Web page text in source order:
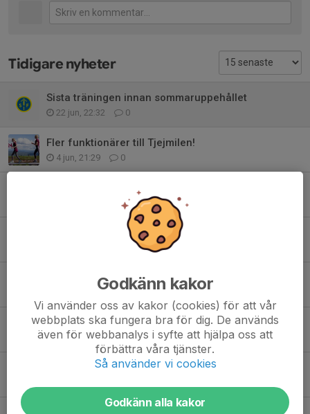
Tidigare nyheter
Sista träningen innan sommaruppehållet
22 jun, 22:32 0
Fler funktionärer till Tjejmilen!
4 jun, 21:29 0
1
Ny dag för Föräldramöte Cykel!
10 maj, 21:12 0
Påminnelse om funktionärsuppdrag Tjejmilen 2026
5 maj, 08:45 0
Sista dagen att beställa kläder
Godkänn kakor
Vi använder oss av kakor (cookies) för att vår
webbplats ska fungera bra för dig. De används
även för webbanalys i syfte att hjälpa oss att
förbättra våra tjänster.
Så använder vi cookies
Godkänn alla kakor